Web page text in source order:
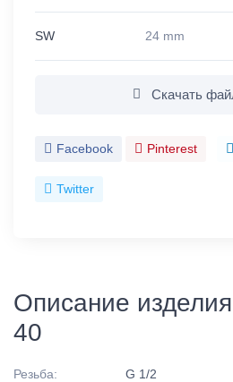
SW 24 mm
Скачать
Facebook Pinterest
Twitter
Описание
40
Резьба: G 1/2